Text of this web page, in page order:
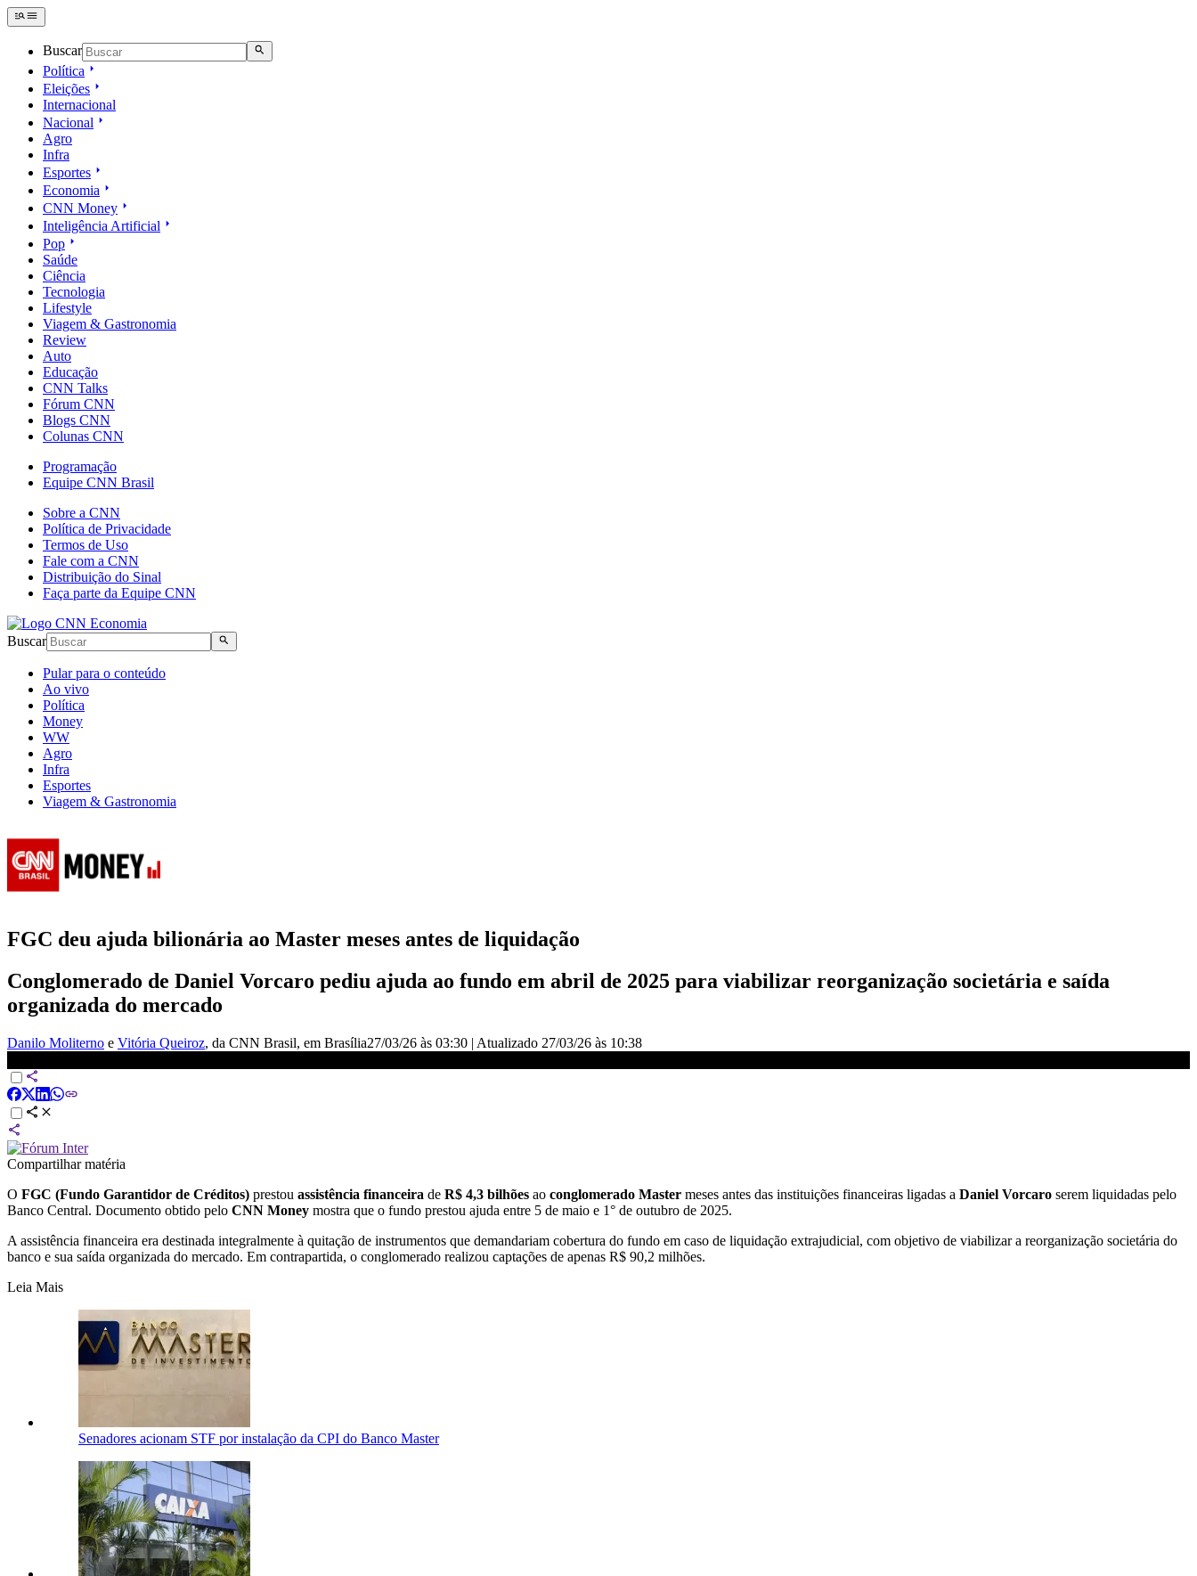
Buscar
Política
Eleições
Internacional
Nacional
Agro
Infra
Esportes
Economia
CNN Money
Inteligência Artificial
Pop
Saúde
Ciência
Tecnologia
Lifestyle
Viagem & Gastronomia
Review
Auto
Educação
CNN Talks
Fórum CNN
Blogs CNN
Colunas CNN
Programação
Equipe CNN Brasil
Sobre a CNN
Política de Privacidade
Termos de Uso
Fale com a CNN
Distribuição do Sinal
Faça parte da Equipe CNN
Buscar
Pular para o conteúdo
Ao vivo
Política
Money
WW
Agro
Infra
Esportes
Viagem & Gastronomia
FGC deu ajuda bilionária ao Master meses antes de liquidação
Conglomerado de Daniel Vorcaro pediu ajuda ao fundo em abril de 2025 para viabilizar reorganização societária e saída
organizada do mercado
Danilo Moliterno e Vitória Queiroz, da CNN Brasil, em Brasília27/03/26 às 03:30 | Atualizado 27/03/26 às 10:38
Compartilhar matéria
O FGC (Fundo Garantidor de Créditos) prestou assistência financeira de R$ 4,3 bilhões ao conglomerado Master meses antes das instituições financeiras ligadas a Daniel Vorcaro serem liquidadas pelo
Banco Central. Documento obtido pelo CNN Money mostra que o fundo prestou ajuda entre 5 de maio e 1° de outubro de 2025.
A assistência financeira era destinada integralmente à quitação de instrumentos que demandariam cobertura do fundo em caso de liquidação extrajudicial, com objetivo de viabilizar a reorganização societária do
banco e sua saída organizada do mercado. Em contrapartida, o conglomerado realizou captações de apenas R$ 90,2 milhões.
Leia Mais
Senadores acionam STF por instalação da CPI do Banco Master